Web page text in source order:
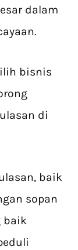
dalam
bisnis
di
baik
sopan
baik